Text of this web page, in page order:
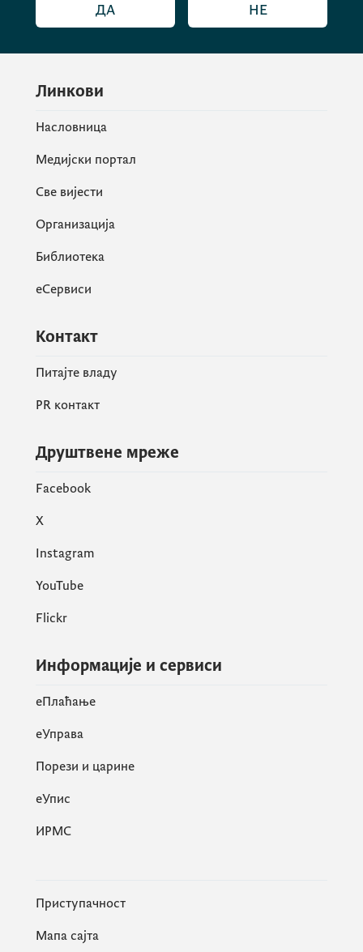
ДА НЕ
Линкови
Насловница
Медијски портал
Све вијести
Организација
Библиотека
еСервиси
Контакт
Питајте владу
PR контакт
Друштвене мреже
Facebook
X
Instagram
YouTube
Flickr
Информације и сервиси
eПлаћање
еУправа
Порези и царине
eУпис
ИРМС
Приступачност
Мапа сајта